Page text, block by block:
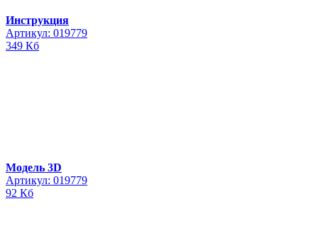
Инструкция
Артикул: 019779
349 Кб
Модель 3D
Артикул: 019779
92 Кб